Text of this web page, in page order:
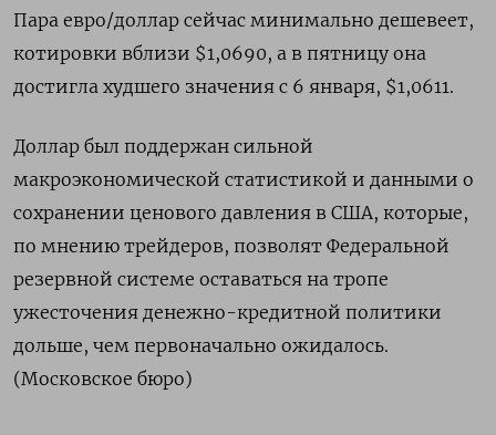
Пара евро/доллар сейчас минимально дешевеет,
котировки вблизи $1,0690, а в пятницу она
достигла худшего значения с 6 января, $1,0611.
Доллар был поддержан сильной
макроэкономической статистикой и данными о
сохранении ценового давления в США, которые,
по мнению трейдеров, позволят Федеральной
резервной системе оставаться на тропе
ужесточения денежно-кредитной политики
дольше, чем первоначально ожидалось.
(Московское бюро)